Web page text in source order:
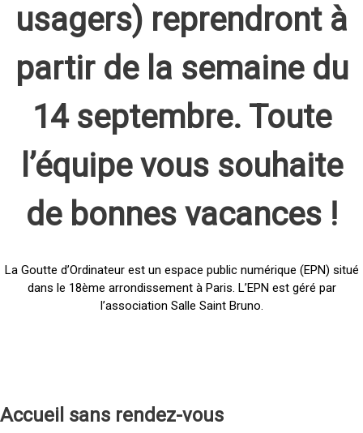
usagers) reprendront à
partir de la semaine du
14 septembre. Toute
l’équipe vous souhaite
de bonnes vacances !
La Goutte d’Ordinateur est un espace public numérique (EPN) situé
dans le 18ème arrondissement à Paris. L’EPN est géré par
l’association Salle Saint Bruno.
Accueil sans rendez-vous